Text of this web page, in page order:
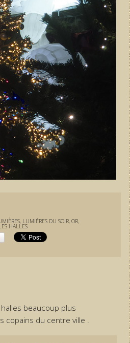
, LUMIÈRES DU SOIR,OR,
HALLES
beaucoup plus
copains du centre ville .